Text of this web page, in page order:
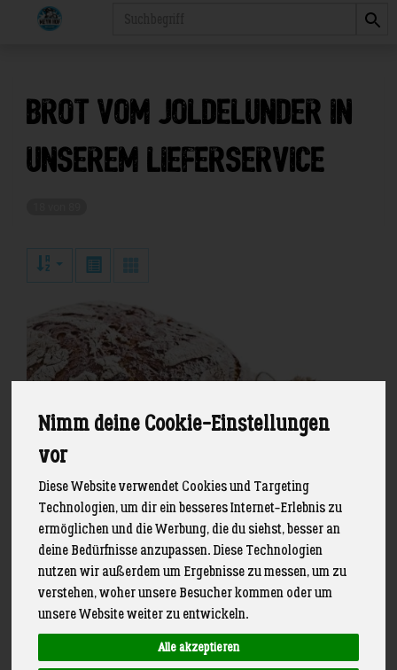
Nimm deine Cookie-Einstellungen
vor
Diese Website verwendet Cookies und Targeting
Technologien, um dir ein besseres Internet-Erlebnis zu
ermöglichen und die Werbung, die du siehst, besser an
deine Bedürfnisse anzupassen. Diese Technologien
nutzen wir außerdem um Ergebnisse zu messen, um zu
verstehen, woher unsere Besucher kommen oder um
unsere Website weiter zu entwickeln.
Alle akzeptieren
Brot vom Joldelunder in
unserem Lieferservice
Der Joldelunder ist ein bodenständiger Familien-
Handwerksbetrieb, der stolz ist auf seine lange
Backtradition. Seit über 80 Jahren und in
dritter/vierter Generation liefert er beständig
hochwertige Backprodukte an seine Kunden.
Die Joldelunder Bäckerei hat es sich zur Aufgabe
gemacht ökologisch und ökonomische Bioland